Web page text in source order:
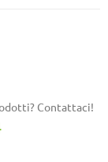
Contattaci!